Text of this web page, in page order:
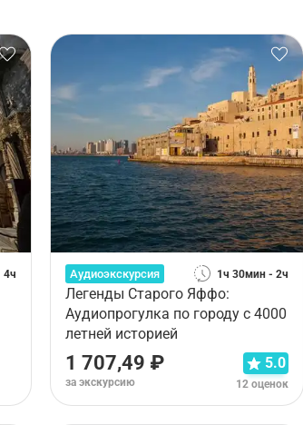
4ч Аудиоэкскурсия 1ч 30мин - 2ч
Легенды Старого Яффо:
Аудиопрогулка по городу с 4000
летней историей
1 707,49 ₽
за экскурсию
5.0
12 оценок